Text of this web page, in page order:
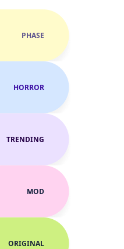
PHASE
HORROR
TRENDING
MOD
ORIGINAL